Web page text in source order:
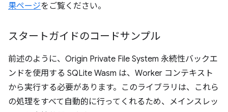
果ページをご覧ください。
スタートガイドのコードサンプル
前述のように、Origin Private File System 永続性バックエ
ンドを使用する SQLite Wasm は、Worker コンテキスト
から実行する必要があります。このライブラリは、これら
の処理をすべて自動的に行ってくれるため、メインスレッ